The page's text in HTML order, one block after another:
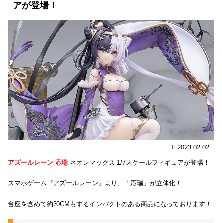
アが登場！
2023.02.02
アズールレーン 応瑞 ネオンマックス 1/7スケールフィギュアが登場！
スマホゲーム『アズールレーン』より、「応瑞」が立体化！
台座を含めて約30CMもするインパクトのある商品になっております！